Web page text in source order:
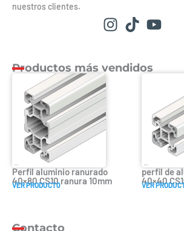
nuestros clientes.
Productos más vendidos
Perfil aluminio ranurado
40×80 CS10 ranura 10mm
VER PRODUCT0
perfil de
40×40
VER
Contacto